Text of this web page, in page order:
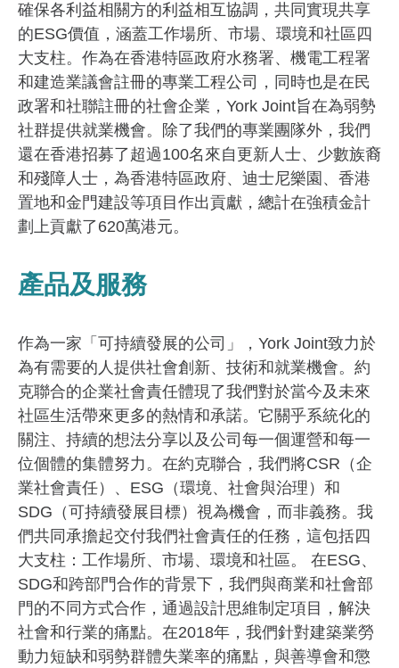
確保各利益相關方的利益相互協調，共同實現共享
的ESG價值，涵蓋工作場所、市場、環境和社區四
大支柱。作為在香港特區政府水務署、機電工程署
和建造業議會註冊的專業工程公司，同時也是在民
政署和社聯註冊的社會企業，York Joint旨在為弱勢
社群提供就業機會。除了我們的專業團隊外，我們
還在香港招募了超過100名來自更新人士、少數族裔
和殘障人士，為香港特區政府、迪士尼樂園、香港
置地和金門建設等項目作出貢獻，總計在強積金計
劃上貢獻了620萬港元。
產品及服務
作為一家「可持續發展的公司」，York Joint致力於
為有需要的人提供社會創新、技術和就業機會。約
克聯合的企業社會責任體現了我們對於當今及未來
社區生活帶來更多的熱情和承諾。它關乎系統化的
關注、持續的想法分享以及公司每一個運營和每一
位個體的集體努力。在約克聯合，我們將CSR（企
業社會責任）、ESG（環境、社會與治理）和
SDG（可持續發展目標）視為機會，而非義務。我
們共同承擔起交付我們社會責任的任務，這包括四
大支柱：工作場所、市場、環境和社區。 在ESG、
SDG和跨部門合作的背景下，我們與商業和社會部
門的不同方式合作，通過設計思維制定項目，解決
社會和行業的痛點。在2018年，我們針對建築業勞
動力短缺和弱勢群體失業率的痛點，與善導會和懲